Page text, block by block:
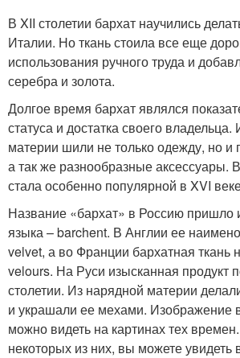
В XII столетии бархат научились
Италии. Но ткань стоила все еще
использования ручного труда и
серебра и золота.
Долгое время бархат являлся
статуса и достатка своего владельца.
материи шили не только одежду, но и
а так же разнообразные аксессуары.
стала особенно популярной в XVI
Название «бархат» в Россию пришло
языка – barchent. В Англии ее
velvet, а во Франции бархатная ткань
velours. На Руси изысканная продукт
столетии. Из нарядной материи
и украшали ее мехами. Изображение
можно видеть на картинах тех
некоторых из них, вы можете увидеть